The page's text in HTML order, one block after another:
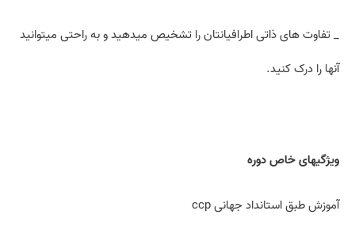
_ تفاوت های ذاتی اطرافیانتان را تشخیص می­دهید و به راحتی می­توانید
آنها را درک کنید.
ویژگی­های خاص دوره
آموزش طبق استانداد جهانی ccp